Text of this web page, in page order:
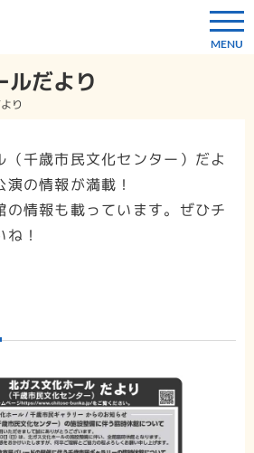
ルだより
り
（千歳市民文化センター）だよ
の情報が満載！
の情報も載っています。ぜひチ
！